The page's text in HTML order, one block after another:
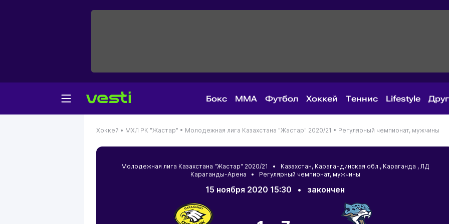
Бокс MMA Футбол Хоккей Теннис Lifestyle
Хоккей • МХЛ РК "Жастар" • Молодежная лига Казахстана "Жастар" 2020/21 • Регулярный чемпионат, мужчины
Молодежная лига Казахстана "Жастар" 2020/21 • Казахстан, Карагандинская обл., Караганда , ЛД
Караганды-Арена • Регулярный чемпионат, мужчины
15 ноября 2020 15:30 • закончен